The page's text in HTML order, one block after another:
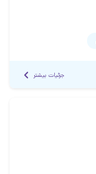
جزئیات بیشتر